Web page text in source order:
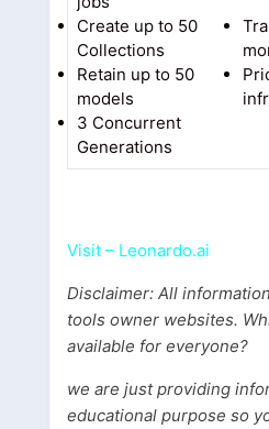
Create up to 50
Collections
Retain up to 50
models
3 Concurrent
Generations
Visit – Leonardo.ai
Disclaimer: All
tools owner websites.
available for everyone?
we are just providing
educational purpose so